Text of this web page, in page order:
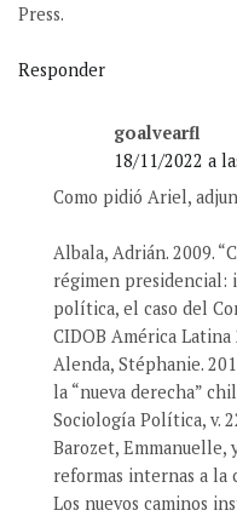
Press.
Responder
goalvearfl
18/11/2022 a
Como pidió Ariel,
Albala, Adrián. 2009.
régimen presidencial:
política, el caso del
CIDOB América Latina
Alenda, Stéphanie.
la “nueva derecha”
Sociología Política, v.
Barozet, Emmanuelle,
reformas internas a la
Los nuevos caminos